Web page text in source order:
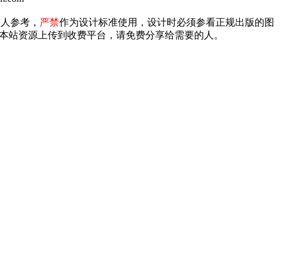
参考， 严禁作为设计标准使用，设计时必须参看正规出版的图
站资源上传到收费平台，请免费分享给需要的人。